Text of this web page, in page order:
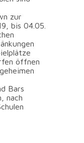
zur
bis 04.05.
öffnen
Bars
nach